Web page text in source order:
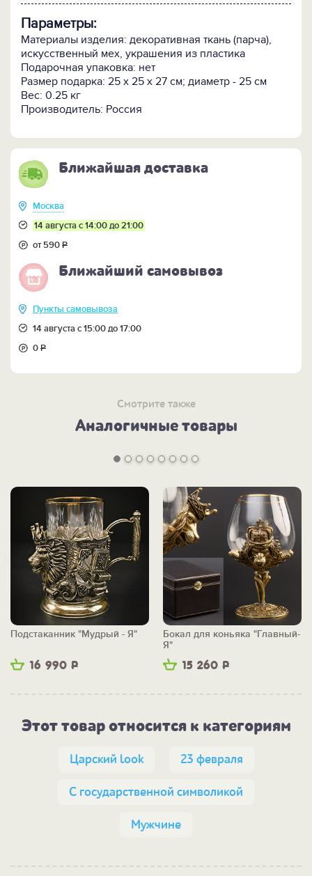
представленного на фотографии образца
расположением и цветом декоративных элементов.
ВНИМАНИЕ! Учитывая, что наша шапка Мономаха
является пусть качественным, но все же
бутафорским изделием, рекомендуем использовать
её только в качестве неформального подарка и
ПОСМОТРИТЕ ЕЩЕ:
-более дешевую бутафорскую шапку Мономаха >>
-питейный набор "Шапка Мономаха" >>
фарфоровый штоф в виде шапки Мономаха "Ох, и
тяжела ты!" >>
- ВСЮ КОЛЛЕКЦИЮ "ЦАРСКИЙ LOOK" >>
Параметры:
Материалы изделия: декоративная ткань (парча),
искусственный мех, украшения из пластика
Подарочная упаковка: нет
Размер подарка: 25 х 25 х 27 см; диаметр - 25 см
Вес: 0.25 кг
Производитель: Россия
Ближайшая доставка
Москва
14 августа с 14:00 до 21:00
от 590Р
Ближайший самовывоз
Пункты самовывоза
14 августа с 15:00 до 17:00
0Р
Смотрите также
Аналогичные товары
16 990 Р
Подстаканник "Мудрый - Я"
15 260 Р
Бокал для коньяка "Главный-
Я"
Этот товар относится к категориям
Царский look 23 февраля
С государственной символикой
Мужчине